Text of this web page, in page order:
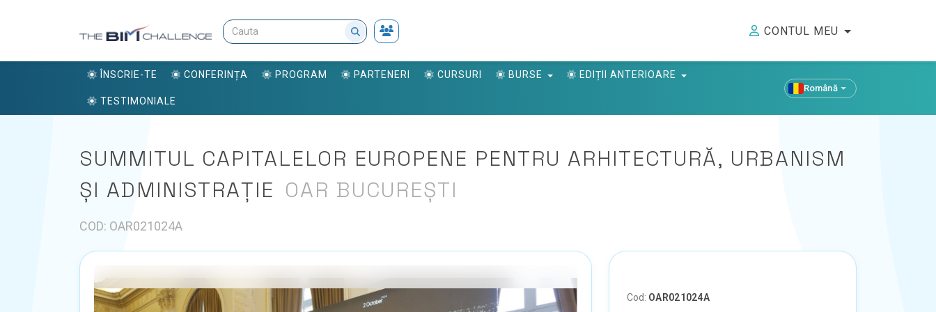
CONTUL MEU
ÎNSCRIE-TE CONFERINȚA PROGRAM PARTENERI CURSURI BURSE EDIȚII ANTERIOARE
TESTIMONIALE
Română
SUMMITUL CAPITALELOR EUROPENE PENTRU ARHITECTURĂ, URBANISM
ȘI ADMINISTRAȚIE OAR BUCUREȘTI
COD: OAR021024A
Cod: OAR021024A